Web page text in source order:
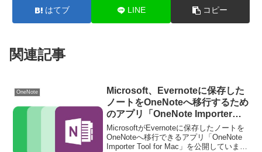
はてブ LINE コピー
関連記事
OneNote
Microsoft、Evernoteに保存した
ノートをOneNoteへ移行するため
のアプリ「OneNote Importer
Tool for Mac」を公開。
MicrosoftがEvernoteに保存したノートを
OneNoteへ移行できるアプリ「OneNote
Importer Tool for Mac」を公開していま